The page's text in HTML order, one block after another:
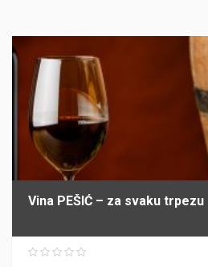
Vina PEŠIĆ – za svaku trpezu